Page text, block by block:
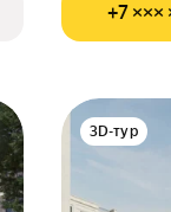
+7 ×××
3D-тур